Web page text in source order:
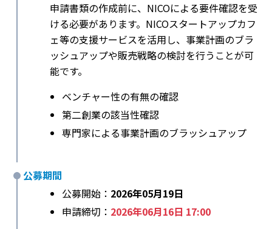
申請書類の作成前に、NICOによる要件確認を受
ける必要があります。NICOスタートアップカフ
ェ等の支援サービスを活用し、事業計画のブラ
ッシュアップや販売戦略の検討を行うことが可
能です。
ベンチャー性の有無の確認
第二創業の該当性確認
専門家による事業計画のブラッシュアップ
公募期間
公募開始： 2026年05月19日
申請締切： 2026年06月16日 17:00